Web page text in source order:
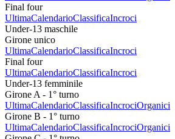
Final four
UltimaCalendarioClassificaIncroci
Under-13 maschile
Girone unico
UltimaCalendarioClassificaIncroci
Final four
UltimaCalendarioClassificaIncroci
Under-13 femminile
Girone A - 1° turno
UltimaCalendarioClassificaIncrociOrganici
Girone B - 1° turno
UltimaCalendarioClassificaIncrociOrganici